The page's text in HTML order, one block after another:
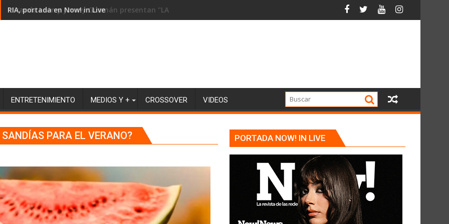
RIA, portada en Now! in Live
ENTRETENIMIENTO MEDIOS Y + CROSSOVER VIDEOS
PARA EL VERANO? PORTADA NOW! IN LIVE